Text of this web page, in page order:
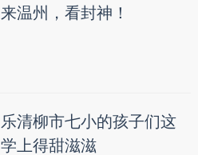
来温州，看封神！
乐清柳市七小的孩子们这
学上得甜滋滋